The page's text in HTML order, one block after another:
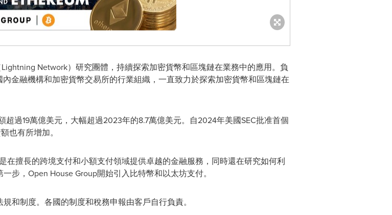
Network）研究團體，持續探索加密貨幣和區塊鏈在業務中的應用。負
金融機構和加密貨幣交易所的行業組織，一直致力於探索加密貨幣和區塊鏈在
過19萬億美元，大幅超過2023年的8.7萬億美元。自2024年美國SEC批准首個
也有所增加。
在擅長的跨境支付和小額支付領域提供卓越的金融服務，同時還在研究如何利
步，Open House Group開始引入比特幣和以太坊支付。
和制度。各國的制度和稅務申報由客戶自行負責。